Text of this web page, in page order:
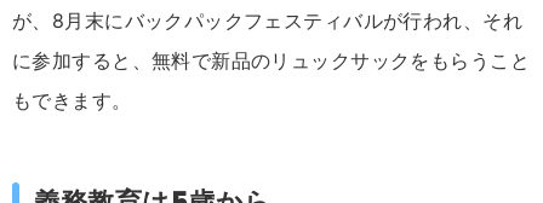
が、8月末にバックパックフェスティバルが行われ、それ
に参加すると、無料で新品のリュックサックをもらうこと
もできます。